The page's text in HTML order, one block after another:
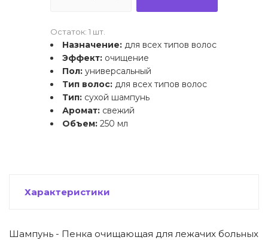
Остаток: 1 шт.
Назначение: для всех типов волос
Эффект: очищение
Пол: универсальный
Тип волос: для всех типов волос
Тип: сухой шампунь
Аромат: свежий
Объем: 250 мл
Характеристики
Шампунь - Пенка очищающая для лежачих больных